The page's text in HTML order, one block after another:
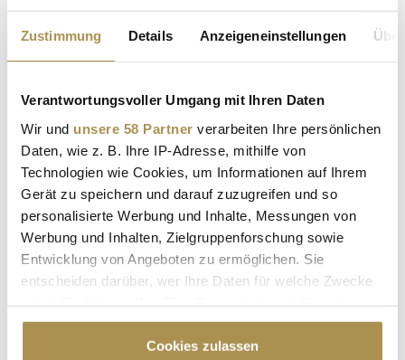
Zustimmung Details Anzeigeneinstellungen
Verantwortungsvoller Umgang mit Ihren Daten
Wir und unsere 58 Partner verarbeiten Ihre persönlichen
Daten, wie z. B. Ihre IP-Adresse, mithilfe von
Technologien wie Cookies, um Informationen auf Ihrem
Gerät zu speichern und darauf zuzugreifen und so
personalisierte Werbung und Inhalte, Messungen von
Werbung und Inhalten, Zielgruppenforschung sowie
Entwicklung von Angeboten zu ermöglichen. Sie
entscheiden darüber, wer Ihre Daten für welche Zwecke
Cookie-Erklärung oder durch Klicken auf das Privacy
Trigger Symbol ändern oder widerrufen
Cookies zulassen